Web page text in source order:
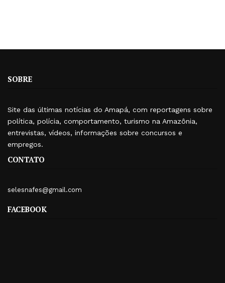
SOBRE
Site das últimas notícias do Amapá, com reportagens sobre
política, polícia, comportamento, turismo na Amazônia,
entrevistas, vídeos, informações sobre concursos e
empregos.
CONTATO
selesnafes@gmail.com
FACEBOOK